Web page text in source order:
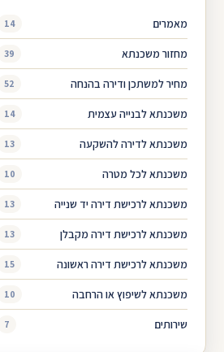
מאמרים 14
מחזור משכנתא 39
מחיר למשתכן ודירה בהנחה 52
משכנתא לבנייה עצמית 14
משכנתא לדירה להשקעה 13
משכנתא לכל מטרה 10
משכנתא לרכישת דירה יד שנייה 13
משכנתא לרכישת דירה מקבלן 13
משכנתא לרכישת דירה ראשונה 15
משכנתא לשיפוץ או הרחבה 10
שירותים 7